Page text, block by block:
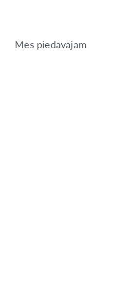
Mēs piedāvājam